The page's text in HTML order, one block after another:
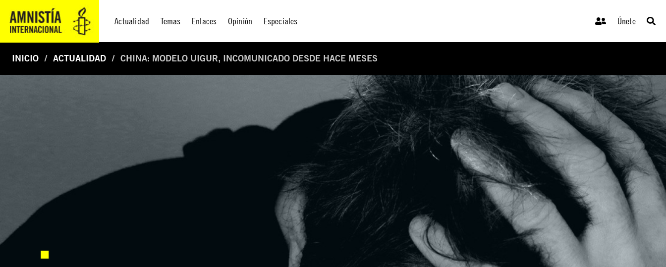
Actualidad Temas Enlaces Opinión Especiales Únete
INICIO ACTUALIDAD CHINA: MODELO UIGUR, INCOMUNICADO DESDE HACE MESES